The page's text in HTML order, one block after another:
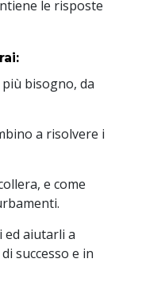
le risposte
bisogno, da
a risolvere i
e come
ed aiutarli a
successo e in